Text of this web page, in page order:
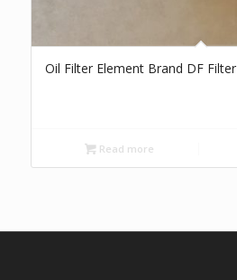
Oil Filter Element Brand DF Filter
Read more